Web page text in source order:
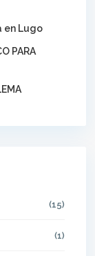
en Lugo
PARA
(15)
(1)